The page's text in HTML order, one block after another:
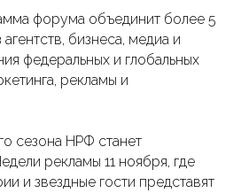
форума объединит более 5
бизнеса, медиа и
федеральных и глобальных
рекламы и
сезона НРФ станет
рекламы 11 ноября, где
и звездные гости представят